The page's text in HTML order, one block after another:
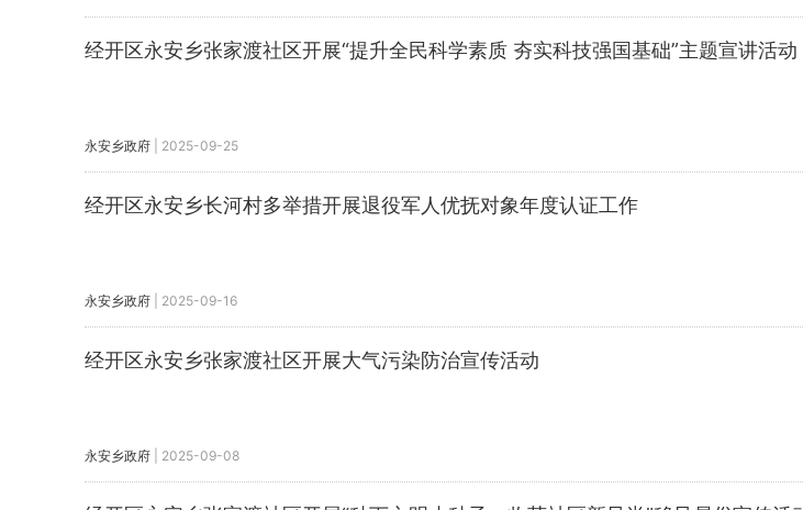
经开区永安乡张家渡社区开展“提升全民科学素质 夯实科技强国基础”主题宣讲活动
永安乡政府 2025-09-25
经开区永安乡长河村多举措开展退役军人优抚对象年度认证工作
永安乡政府 2025-09-16
经开区永安乡张家渡社区开展大气污染防治宣传活动
永安乡政府 2025-09-08